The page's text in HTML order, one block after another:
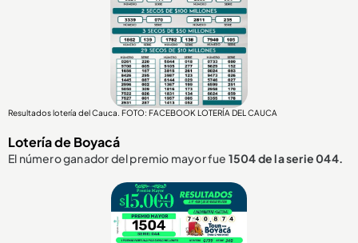
Resultados lotería del Cauca. FOTO: FACEBOOK LOTERÍA DEL CAUCA
Lotería de Boyacá
El número ganador del premio mayor fue 1504 de la serie 044.